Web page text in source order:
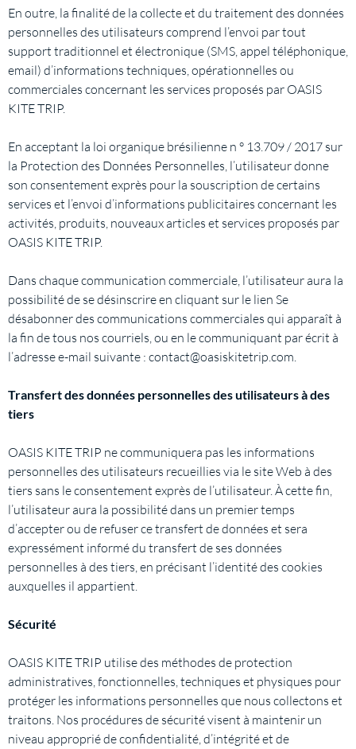
En outre, la finalité de la collecte et du traitement des données
personnelles des utilisateurs comprend l’envoi par tout
support traditionnel et électronique (SMS, appel téléphonique,
email) d’informations techniques, opérationnelles ou
commerciales concernant les services proposés par OASIS
KITE TRIP.
En acceptant la loi organique brésilienne n ° 13.709 / 2017 sur
la Protection des Données Personnelles, l’utilisateur donne
son consentement exprès pour la souscription de certains
services et l’envoi d’informations publicitaires concernant les
activités, produits, nouveaux articles et services proposés par
OASIS KITE TRIP.
Dans chaque communication commerciale, l’utilisateur aura la
possibilité de se désinscrire en cliquant sur le lien Se
désabonner des communications commerciales qui apparaît à
la fin de tous nos courriels, ou en le communiquant par écrit à
l’adresse e-mail suivante : contact@oasiskitetrip.com.
Transfert des données personnelles des utilisateurs à des
tiers
OASIS KITE TRIP ne communiquera pas les informations
personnelles des utilisateurs recueillies via le site Web à des
tiers sans le consentement exprès de l’utilisateur. À cette fin,
l’utilisateur aura la possibilité dans un premier temps
d’accepter ou de refuser ce transfert de données et sera
expressément informé du transfert de ses données
personnelles à des tiers, en précisant l’identité des cookies
auxquelles il appartient.
Sécurité
OASIS KITE TRIP utilise des méthodes de protection
administratives, fonctionnelles, techniques et physiques pour
protéger les informations personnelles que nous collectons et
traitons. Nos procédures de sécurité visent à maintenir un
niveau approprié de confidentialité, d’intégrité et de